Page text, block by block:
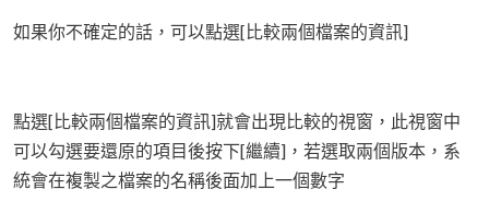
如果你不確定的話，可以點選[比較兩個檔案的資訊]
點選[比較兩個檔案的資訊]就會出現比較的視窗，此視窗中
可以勾選要還原的項目後按下[繼續]，若選取兩個版本，系
統會在複製之檔案的名稱後面加上一個數字